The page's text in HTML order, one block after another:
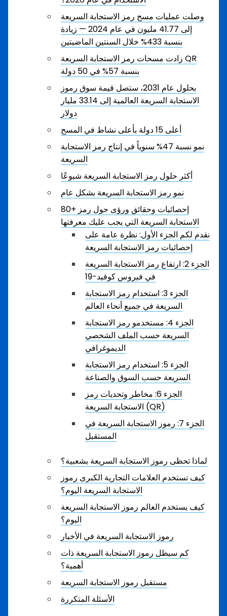
وصلت عمليات مسح رمز الاستجابة السريعة
إلى 41.77 مليون في عام 2024 — زيادة
بنسبة 433% خلال السنتين الماضيتين
زادت مسحات رمز الاستجابة السريعة QR
بنسبة 57% في 50 دولة
بحلول عام 2031، ستصل قيمة سوق رموز
الاستجابة السريعة العالمية إلى 33.14 مليار
دولار
أعلى 15 دولة بأعلى نشاط في المسح
نمو نسبة 47% سنوياً في إنتاج رمز الاستجابة
السريعة
أكثر حلول رمز الاستجابة السريعة شيوعًا
نمو رمز الاستجابة السريعة بشكل عام
80+ إحصائيات وحقائق ورؤى حول رمز
الاستجابة السريعة التي يجب عليك معرفتها
نقدم لكم الجزء الأول: نظرة عامة على
إحصائيات رمز الاستجابة السريعة
الجزء 2: ارتفاع رمز الاستجابة السريعة
في فيروس كوفيد-19
الجزء 3: استخدام رمز الاستجابة
السريعة في جميع أنحاء العالم
الجزء 4: مستخدمو رمز الاستجابة
السريعة حسب الملف الشخصي
الديموغرافي
الجزء 5: استخدام رمز الاستجابة
السريعة حسب السوق والصناعة
الجزء 6: مخاطر وتحديات رمز
الاستجابة السريعة (QR)
الجزء 7: رموز الاستجابة السريعة في
المستقبل
لماذا تحظى رموز الاستجابة السريعة بشعبية؟
كيف تستخدم العلامات التجارية الكبرى رموز
الاستجابة السريعة اليوم؟
كيف يستخدم العالم رموز الاستجابة السريعة
اليوم؟
رموز الاستجابة السريعة في الأخبار
كم سيظل رموز الاستجابة السريعة ذات
أهمية؟
مستقبل رموز الاستجابة السريعة
الأسئلة المتكررة